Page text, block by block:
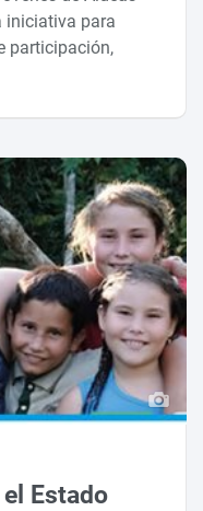
iniciativa para
participación,
Estado